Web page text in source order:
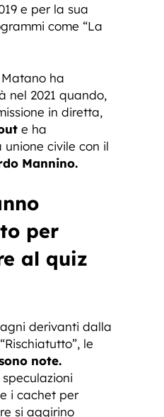
e per la sua
come “La
ha
nel 2021 quando,
in diretta,
e ha
civile con il
Mannino.
per
al quiz
derivanti dalla
le
note.
i cachet per
si aggirino